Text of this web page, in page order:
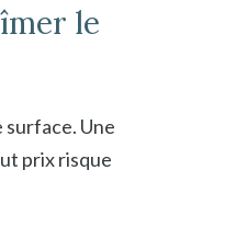
le
surface. Une
prix risque